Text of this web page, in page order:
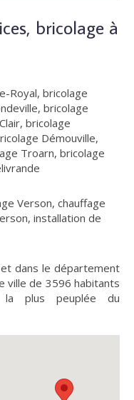
bricolage à
Royal, bricolage
, bricolage
, bricolage
Démouville,
Troarn, bricolage
Verson, chauffage
, installation de
dans le département
ville de 3596 habitants
plus peuplée du